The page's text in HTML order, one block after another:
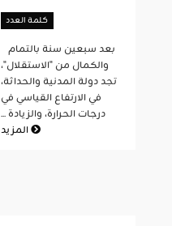
كلمة العدد
والكمال من "الاستقلال"،
تجد دولة المدنية والحداثة،
في الارتفاع القياسي في
درجات الحرارة، والزيادة ...
المزيد